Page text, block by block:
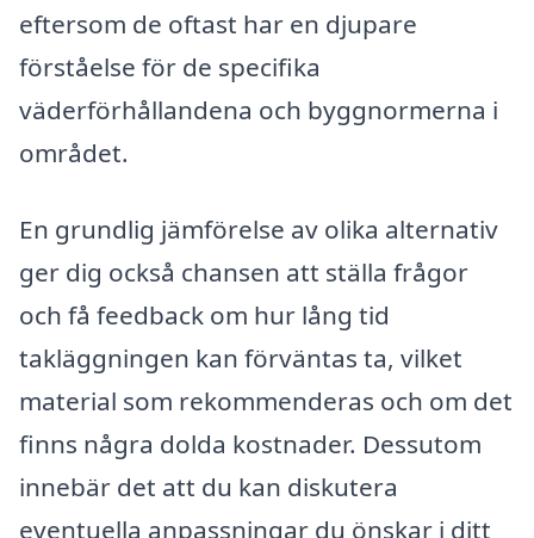
eftersom de oftast har en djupare
förståelse för de specifika
väderförhållandena och byggnormerna i
området.
En grundlig jämförelse av olika alternativ
ger dig också chansen att ställa frågor
och få feedback om hur lång tid
takläggningen kan förväntas ta, vilket
material som rekommenderas och om det
finns några dolda kostnader. Dessutom
innebär det att du kan diskutera
eventuella anpassningar du önskar i ditt